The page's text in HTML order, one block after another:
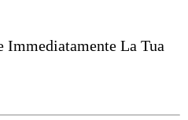
Immediatamente La Tua